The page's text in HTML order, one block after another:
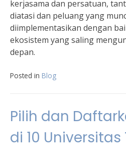
kerjasama dan persatuan,
diatasi dan peluang yang
diimplementasikan dengan
ekosistem yang saling
depan.
Posted in Blog
Pilih dan
di 10 Universitas